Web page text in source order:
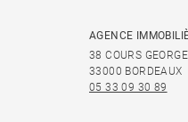
AGENCE
38 COURS
33000 BORDEAUX
05 33 09 30 89